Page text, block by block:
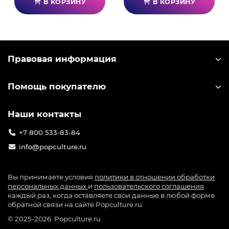
В КОРЗИНУ В КОРЗИНУ
Правовая информация
Помощь покупателю
Наши контакты
+7 800 533-83-84
info@popculture.ru
Вы принимаете условия политики в отношении обработки
персональных данных и пользовательского соглашения
каждый раз, когда оставляете свои данные в любой форме
обратной связи на сайте Popculture.ru
© 2025-2026. Popculture.ru